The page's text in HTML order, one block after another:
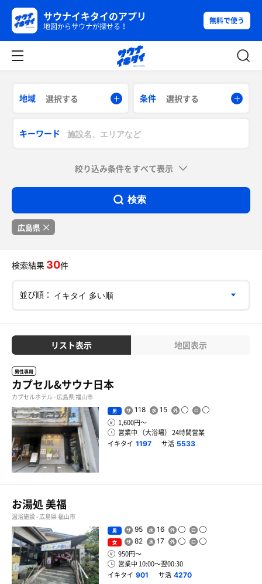
サウナイキタイのアプリ
地図からサウナが探せる！
無料で使う
地域 選択する 条件 選択する
キーワード
絞り込み条件をすべて表示
検索
広島県
検索結果 30件
並び順：
リスト表示 地図表示
男性専用
カプセル&サウナ日本
カプセルホテル - 広島県 福山市
男 118 15
1,600円〜
営業中 （大浴場） 24時間営業
イキタイ 1197 サ活 5533
お湯処 美福
温浴施設 - 広島県 福山市
男 95 16
女 82 17
950円〜
営業中 10:00〜翌00:30
イキタイ 901 サ活 4270